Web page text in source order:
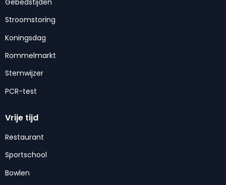
Stroomstoring
Koningsdag
Rommelmarkt
Stemwijzer
PCR-test
Vrije tijd
Restaurant
Sportschool
Bowlen